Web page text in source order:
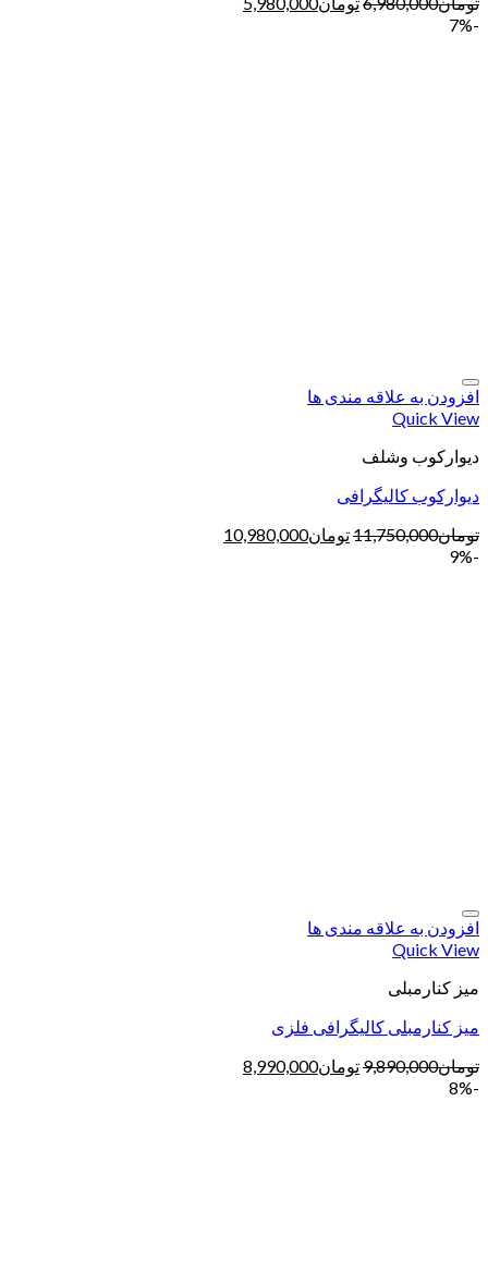
-7%
افزودن به علاقه مندی ها
Quick View
دیوارکوب وشلف
دیوارکوب کالیگرافی
تومان11,750,000تومان10,980,000
-9%
افزودن به علاقه مندی ها
Quick View
میز کنارمبلی
میز کنارمبلی کالیگرافی فلزی
تومان9,890,000تومان8,990,000
-8%